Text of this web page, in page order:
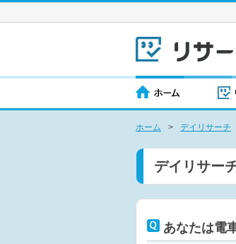
ホーム > デイリサーチ
デイリサー
あなたは電